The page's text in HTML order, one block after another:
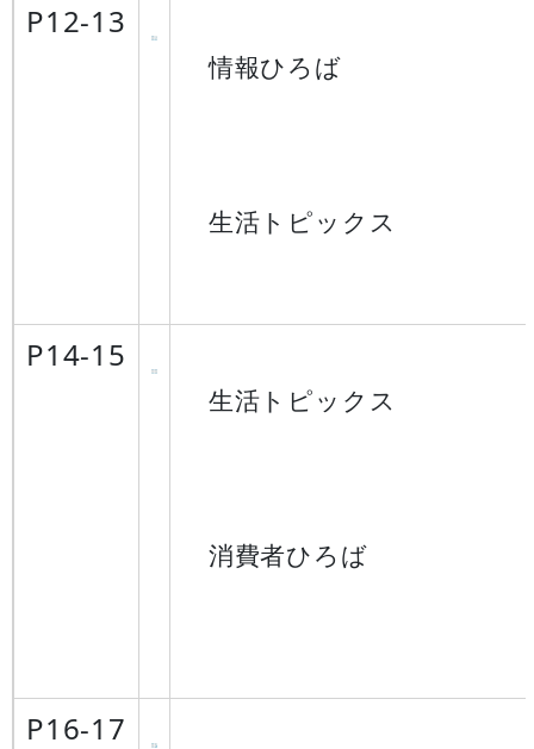
P12-13
情報ひろば
生活トピックス
P14-15
生活トピックス
消費者ひろば
P16-17